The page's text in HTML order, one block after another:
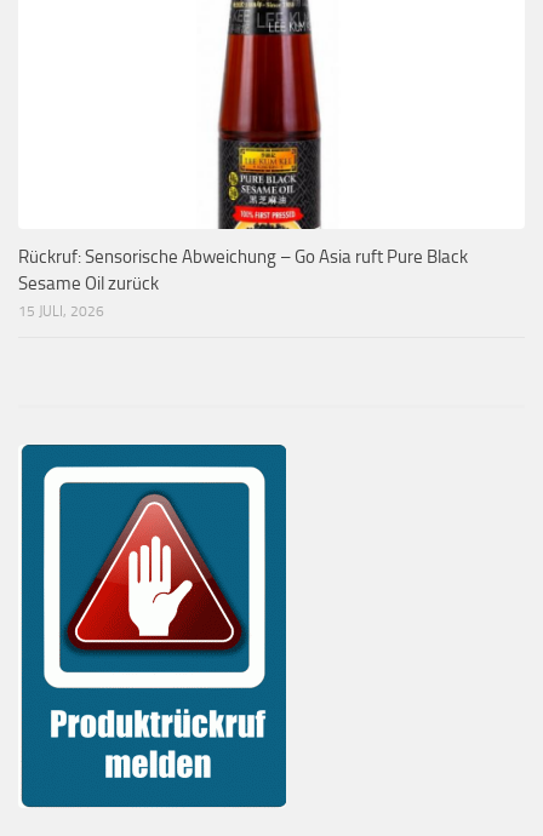
Rückruf: Sensorische Abweichung – Go Asia ruft Pure Black
Sesame Oil zurück
15 JULI, 2026